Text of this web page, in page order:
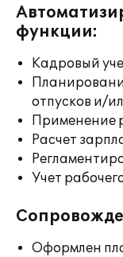
функции:
Кадровый
отпусков и/
Применение
Расчет
Учет
Оформлен